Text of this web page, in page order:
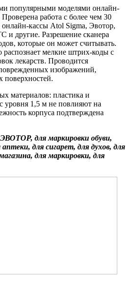
популярными моделями онлайн-
работа с более чем 30
онлайн-кассы Atol Sigma, Эвотор,
и другие. Разрешение сканера
которые он может считывать.
распознает мелкие штрих-коды с
лекарств. Проводится
изображений,
поверхностей.
материалов: пластика и
уровня 1,5 м не повлияют на
корпуса подтверждена
для маркировки обуви,
для сигарет, для духов, для
для маркировки, для